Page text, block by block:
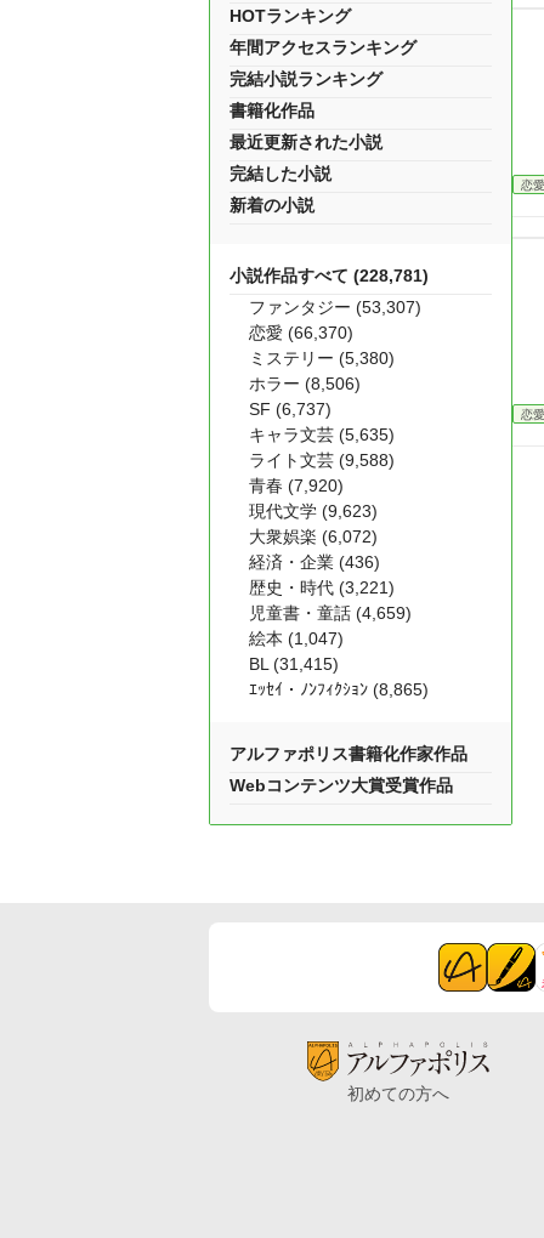
恋愛
恋愛
HOTランキング
年間アクセスランキング
完結小説ランキング
書籍化作品
最近更新された小説
完結した小説
新着の小説
小説作品すべて (228,781)
ファンタジー (53,307)
恋愛 (66,370)
ミステリー (5,380)
ホラー (8,506)
SF (6,737)
キャラ文芸 (5,635)
ライト文芸 (9,588)
青春 (7,920)
現代文学 (9,623)
大衆娯楽 (6,072)
経済・企業 (436)
歴史・時代 (3,221)
児童書・童話 (4,659)
絵本 (1,047)
BL (31,415)
ｴｯｾｲ・ﾉﾝﾌｨｸｼｮﾝ (8,865)
アルファポリス書籍化作家作品
Webコンテンツ大賞受賞作品
初めての方へ